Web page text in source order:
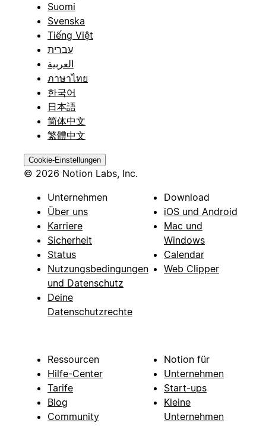
Suomi
Svenska
Tiếng Việt
עברית
العربية
ภาษาไทย
한국어
日本語
简体中文
繁體中文
Cookie-Einstellungen
© 2026 Notion Labs, Inc.
Unternehmen
Über uns
Karriere
Sicherheit
Status
Nutzungsbedingungen
und Datenschutz
Deine
Datenschutzrechte
Download
iOS und Android
Mac und
Windows
Calendar
Web Clipper
Ressourcen
Hilfe-Center
Tarife
Blog
Community
Notion für
Unternehmen
Start-ups
Kleine
Unternehmen